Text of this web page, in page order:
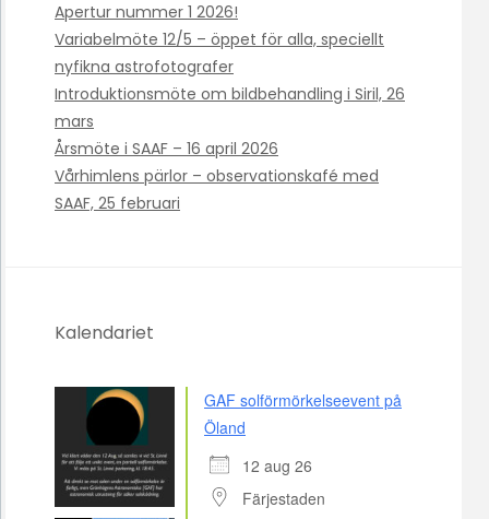
Apertur nummer 1 2026!
Variabelmöte 12/5 – öppet för alla, speciellt
nyfikna astrofotografer
Introduktionsmöte om bildbehandling i Siril, 26
mars
Årsmöte i SAAF – 16 april 2026
Vårhimlens pärlor – observationskafé med
SAAF, 25 februari
Kalendariet
GAF solförmörkelseevent på
Öland
12 aug 26
Färjestaden